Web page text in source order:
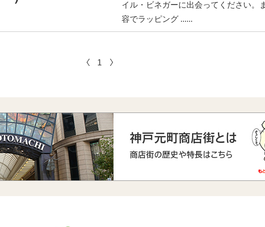
イル・ビネガーに出会ってください。
容でラッピング ......
1